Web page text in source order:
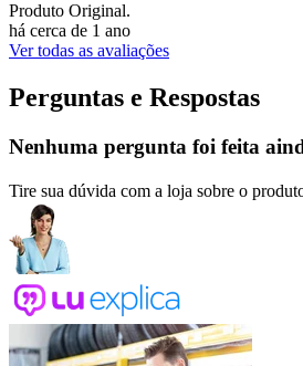
Produto Original.
há cerca de 1 ano
Ver todas as avaliações
Perguntas e Respostas
Nenhuma pergunta foi feita
Tire sua dúvida com a loja sobre o